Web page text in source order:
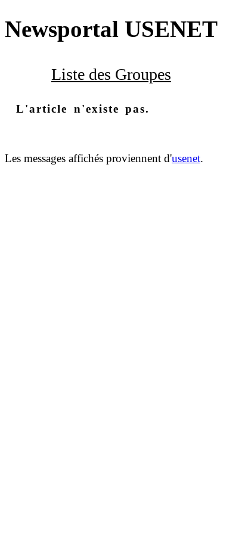
Newsportal USENET
Liste des Groupes
L'article n'existe pas.
Les messages affichés proviennent d'usenet.